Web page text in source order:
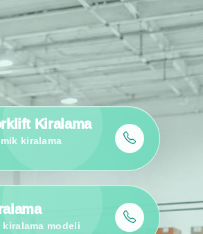
04.04.2026
için kompakt sipariş toplayıcı.
Kiralama
kiralama
kiralama modeli